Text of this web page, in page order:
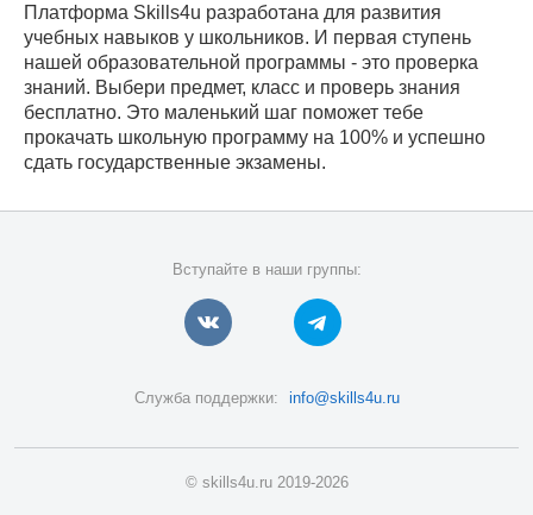
Платформа Skills4u разработана для развития
учебных навыков у школьников. И первая ступень
нашей образовательной программы - это проверка
знаний. Выбери предмет, класс и проверь знания
бесплатно. Это маленький шаг поможет тебе
прокачать школьную программу на 100% и успешно
сдать государственные экзамены.
Вступайте в наши группы:
Служба поддержки: info@skills4u.ru
© skills4u.ru 2019-2026